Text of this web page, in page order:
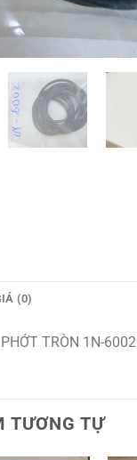
(0)
TRÒN 1N-6002
TƯƠNG TỰ